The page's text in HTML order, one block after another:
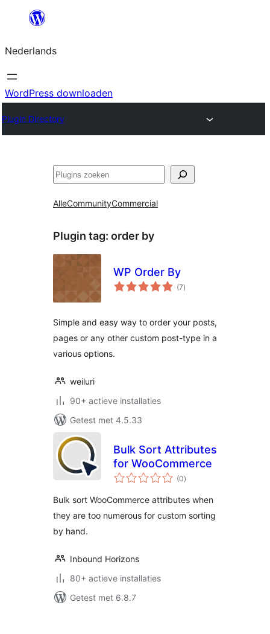
de
inhoud
Nederlands
WordPress downloaden
Plugin Directory
Zoeken
AlleCommunityCommercial
Plugin tag: order by
WP Order By
(7totaal
waarderingen
)
Simple and easy way to order your posts,
pages or any other custom post-type in a
various options.
weiluri
90+ actieve installaties
Getest met 4.5.33
Bulk Sort Attributes
for WooCommerce
(0totaal
waarderingen
)
Bulk sort WooCommerce attributes when
they are too numerous for custom sorting
by hand.
Inbound Horizons
80+ actieve installaties
Getest met 6.8.7